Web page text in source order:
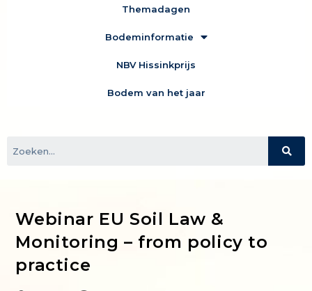
Themadagen
Bodeminformatie
NBV Hissinkprijs
Bodem van het jaar
Webinar EU Soil Law &
Monitoring – from policy to
practice